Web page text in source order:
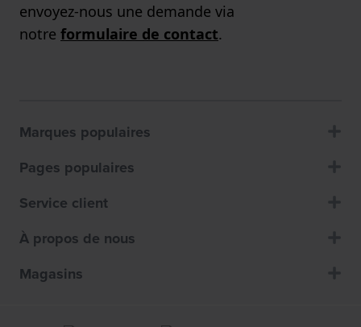
envoyez-nous une demande via
notre formulaire de contact.
Marques populaires
Pages populaires
Service client
À propos de nous
Magasins